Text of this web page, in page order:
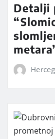
Detalji